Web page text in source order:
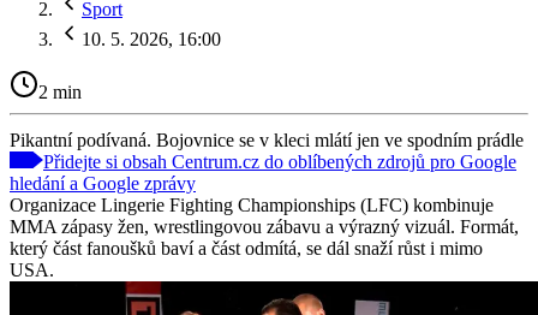
Sport
10. 5. 2026, 16:00
2 min
Pikantní podívaná. Bojovnice se v kleci mlátí jen ve spodním prádle
Přidejte si obsah Centrum.cz do oblíbených zdrojů pro Google
hledání a Google zprávy
Organizace Lingerie Fighting Championships (LFC) kombinuje
MMA zápasy žen, wrestlingovou zábavu a výrazný vizuál. Formát,
který část fanoušků baví a část odmítá, se dál snaží růst i mimo
USA.